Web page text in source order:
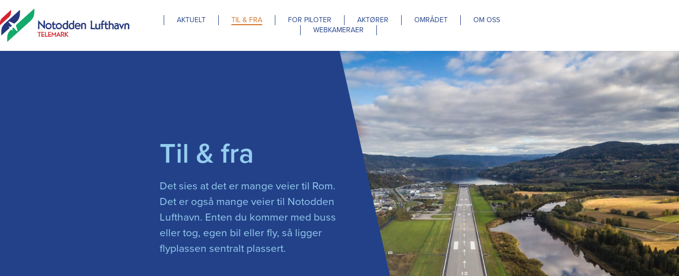
AKTUELT TIL & FRA FOR PILOTER AKTØRER OMRÅDET
OM OSS
WEBKAMERAER
Til & fra
Det sies at det er mange veier til Rom.
Det er også mange veier til Notodden
Lufthavn. Enten du kommer med buss
eller tog, egen bil eller fly, så ligger
flyplassen sentralt plassert.